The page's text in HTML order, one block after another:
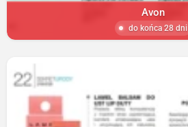
Avon
do końca 28 dni